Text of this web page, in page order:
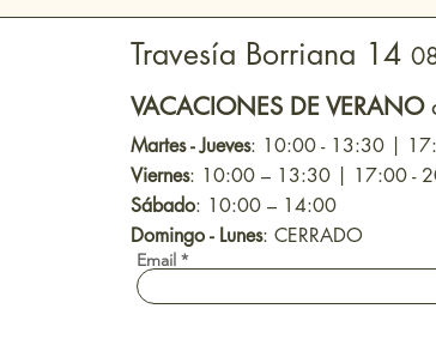
Travesía Borriana 14
VACACIONES DE VERANO
Martes - Jueves: 10:00 - 13:30 |
Viernes: 10:00 – 13:30 | 17:00 -
Sábado: 10:00 – 14:00
Domingo - Lunes: CERRADO
Email